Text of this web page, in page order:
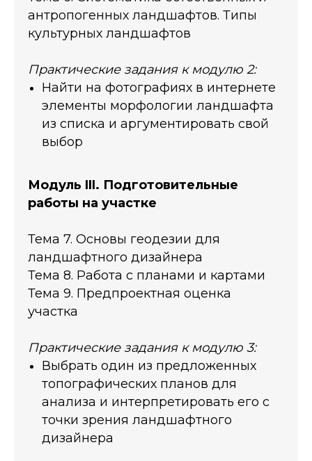
антропогенных ландшафтов. Типы
культурных ландшафтов
Практические задания к модулю 2:
Найти на фотографиях в интернете
элементы морфологии ландшафта
из списка и аргументировать свой
выбор
Модуль III. Подготовительные
работы на участке
Тема 7. Основы геодезии для
ландшафтного дизайнера
Тема 8. Работа с планами и картами
Тема 9. Предпроектная оценка
участка
Практические задания к модулю 3:
Выбрать один из предложенных
топографических планов для
анализа и интерпретировать его с
точки зрения ландшафтного
дизайнера